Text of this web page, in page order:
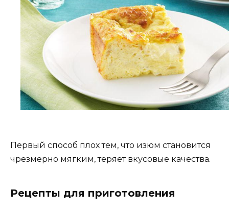
Первый способ плох тем, что изюм становится
чрезмерно мягким, теряет вкусовые качества.
Рецепты для приготовления